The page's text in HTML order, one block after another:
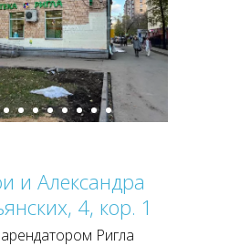
Город Столиц,
Северный блок
Город Столиц,
Южный блок
и Александра
4, кор. 1
Ригла